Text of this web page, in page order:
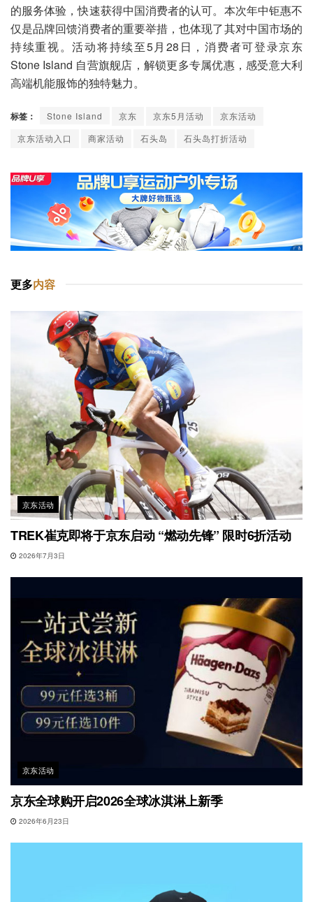
的服务体验，快速获得中国消费者的认可。本次年中钜惠不
仅是品牌回馈消费者的重要举措，也体现了其对中国市场的
持续重视。活动将持续至5月28日，消费者可登录京东
Stone Island 自营旗舰店，解锁更多专属优惠，感受意大利
高端机能服饰的独特魅力。
标签： Stone Island 京东 京东5月活动
京东活动
京东活动入口
商家活动 石头岛 石头岛打折活动
更多内容
京东活动
TREK崔克即将于京东启动 “燃动先锋” 限时6折活动
2026年7月3日
京东活动
京东全球购开启2026全球冰淇淋上新季
2026年6月23日